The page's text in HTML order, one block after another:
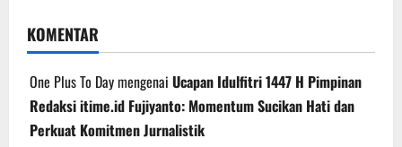
KOMENTAR
One Plus To Daymengenai Ucapan Idulfitri 1447 H Pimpinan
Redaksi itime.id Fujiyanto: Momentum Sucikan Hati dan
Perkuat Komitmen Jurnalistik